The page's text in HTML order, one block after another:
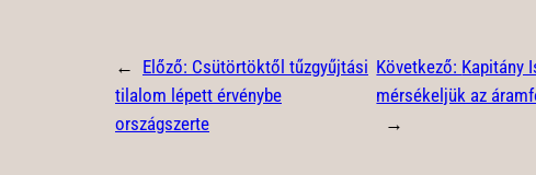
← Előző: Csütörtöktől tűzgyűjtási
tilalom lépett érvénybe
országszerte
Következő: Kapitány
mérsékeljük az
→